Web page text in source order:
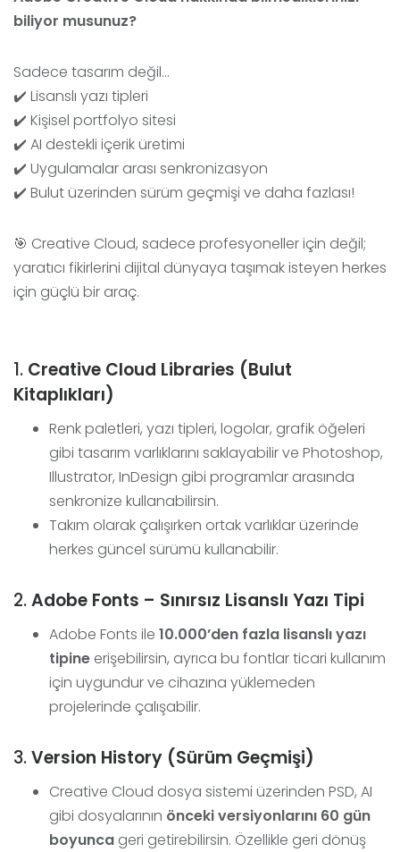
biliyor musunuz?
Sadece tasarım değil…
✔️ Lisanslı yazı tipleri
✔️ Kişisel portfolyo sitesi
✔️ AI destekli içerik üretimi
✔️ Uygulamalar arası senkronizasyon
✔️ Bulut üzerinden sürüm geçmişi ve daha fazlası!
🎯 Creative Cloud, sadece profesyoneller için değil;
yaratıcı fikirlerini dijital dünyaya taşımak isteyen herkes
için güçlü bir araç.
1. Creative Cloud Libraries (Bulut
Kitaplıkları)
Renk paletleri, yazı tipleri, logolar, grafik öğeleri
gibi tasarım varlıklarını saklayabilir ve Photoshop,
Illustrator, InDesign gibi programlar arasında
senkronize kullanabilirsin.
Takım olarak çalışırken ortak varlıklar üzerinde
herkes güncel sürümü kullanabilir.
2.Adobe Fonts – Sınırsız Lisanslı Yazı Tipi
Adobe Fonts ile 10.000’den fazla lisanslı yazı
tipine erişebilirsin, ayrıca bu fontlar ticari kullanım
için uygundur ve cihazına yüklemeden
projelerinde çalışabilir.
3.Version History (Sürüm Geçmişi)
Creative Cloud dosya sistemi üzerinden PSD, AI
gibi dosyalarının önceki versiyonlarını 60 gün
boyunca geri getirebilirsin. Özellikle geri dönüş